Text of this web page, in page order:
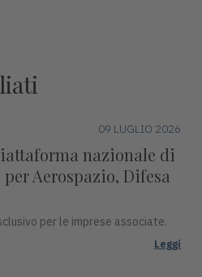
09 LUGLIO 2026
nazionale di
Aerospazio, Difesa
per le imprese associate.
Leggi